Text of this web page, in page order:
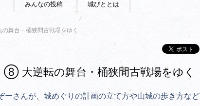
みんなの投稿 城びととは
舞台・桶狭間古戦場をゆく
大逆転の舞台・桶狭間古戦場をゆく
さんが、城めぐりの計画の立て方や山城の歩き方など